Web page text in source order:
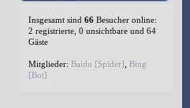
Insgesamt sind 66 Besucher online:
2 registrierte, 0 unsichtbare und 64
Gäste
Mitglieder: Baidu [Spider]
Bing
[Bot]